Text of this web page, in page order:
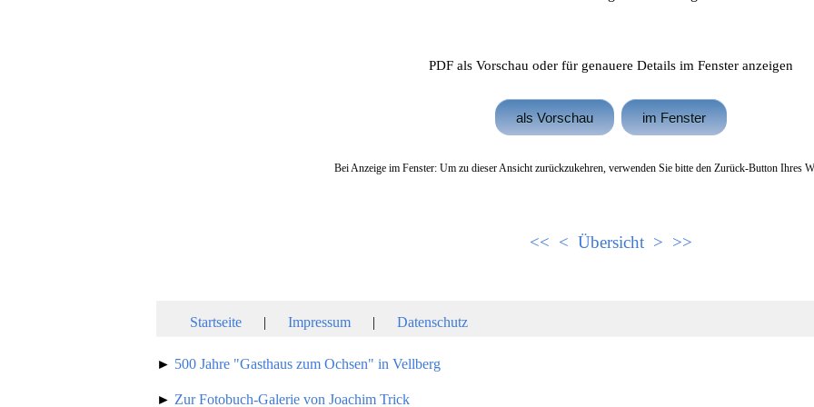
PDF als Vorschau oder für genauere Details im Fenster anzeigen
als Vorschau im Fenster
Bei Anzeige im Fenster: Um zu dieser Ansicht zurückzukehren, verwenden Sie bitte den Zurück-Button Ihres
<< < Übersicht > >>
Startseite | Impressum | Datenschutz
► 500 Jahre "Gasthaus zum Ochsen" in Vellberg
► Zur Fotobuch-Galerie von Joachim Trick